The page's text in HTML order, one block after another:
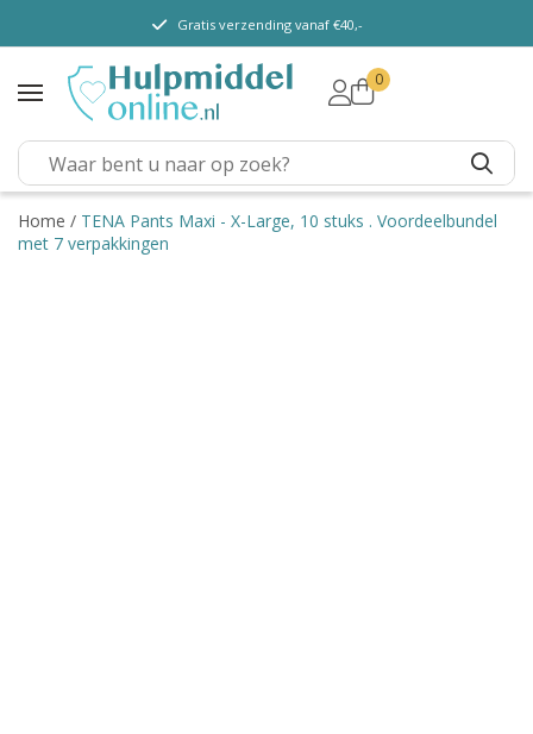
TENA Lady
TENA Men
TENA Pants (m/v)
TENA Flex
TENA Slip
Gratis verzending vanaf €40,-
0
Home / TENA Pants Maxi - X-Large, 10 stuks . Voordeelbundel
met 7 verpakkingen